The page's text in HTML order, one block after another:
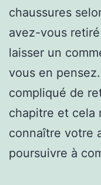
chaussures
avez-vous retiré
laisser un
vous en
compliqué de
chapitre et cela
connaître votre
poursuivre à